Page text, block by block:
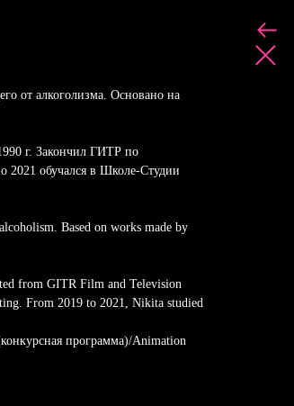
от алкоголизма. Основано на
г. Закончил ГИТР по
2021 обучался в Школе-Студии
Based on works made by
from GITR Film and Television
From 2019 to 2021, Nikita studied
программа)/Animation